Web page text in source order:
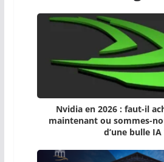
Nvidia en 2026 : faut-il
maintenant ou sommes-
d’une bulle IA